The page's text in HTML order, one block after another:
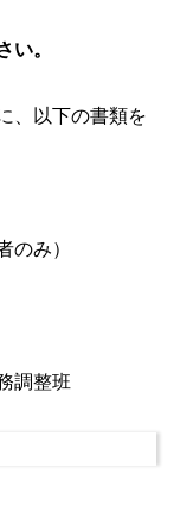
。
、以下の書類を
のみ）
調整班